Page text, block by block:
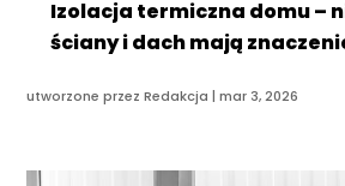
Izolacja termiczna domu –
ściany i dach mają
utworzone przezRedakcja |mar 3, 2026